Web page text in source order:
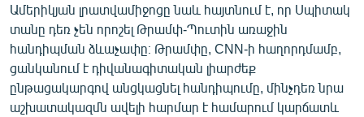
«Ազատության» բոլոր կայքերը
Ամերիկյան լրատվամիջոցը նաև հայտնում է, որ Սպիտակ
տանը դեռ չեն որոշել Թրամփ-Պուտին առաջին
հանդիպման ձևաչափը։ Թրամփը, CNN-ի հաղորդմամբ,
ցանկանում է դիվանագիտական լիարժեք
ընթացակարգով անցկացնել հանդիպումը, մինչդեռ նրա
աշխատակազմն ավելի հարմար է համարում կարճատև